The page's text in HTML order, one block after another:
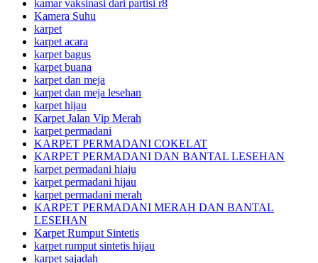
kamar vaksinasi dari partisi r8
Kamera Suhu
karpet
karpet acara
karpet bagus
karpet buana
karpet dan meja
karpet dan meja lesehan
karpet hijau
Karpet Jalan Vip Merah
karpet permadani
KARPET PERMADANI COKELAT
KARPET PERMADANI DAN BANTAL LESEHAN
karpet permadani hiaju
karpet permadani hijau
karpet permadani merah
KARPET PERMADANI MERAH DAN BANTAL
LESEHAN
Karpet Rumput Sintetis
karpet rumput sintetis hijau
karpet sajadah